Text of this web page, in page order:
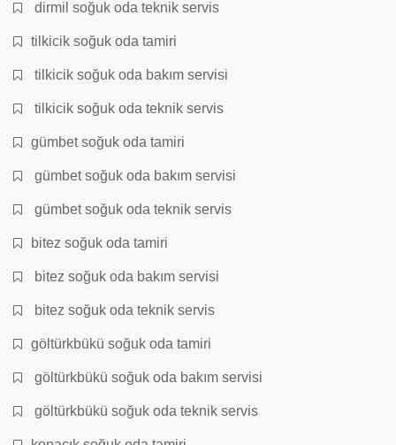
dirmil soğuk oda teknik servis
tilkicik soğuk oda tamiri
tilkicik soğuk oda bakım servisi
tilkicik soğuk oda teknik servis
gümbet soğuk oda tamiri
gümbet soğuk oda bakım servisi
gümbet soğuk oda teknik servis
bitez soğuk oda tamiri
bitez soğuk oda bakım servisi
bitez soğuk oda teknik servis
göltürkbükü soğuk oda tamiri
göltürkbükü soğuk oda bakım servisi
göltürkbükü soğuk oda teknik servis